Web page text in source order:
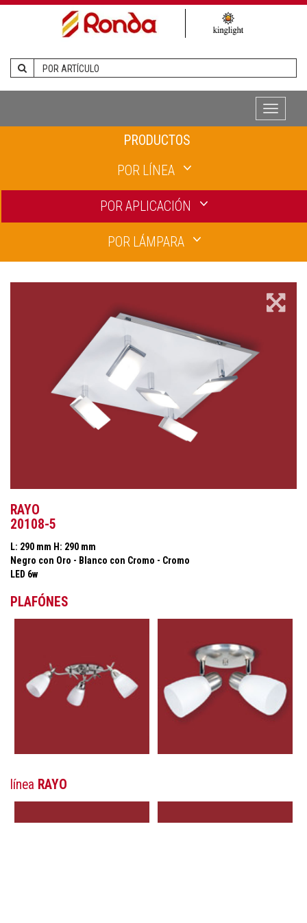
Toggle
PRODUCTOS
POR LÍNEA
POR APLICACIÓN
POR LÁMPARA
RAYO
20108-5
L: 290 mm H: 290 mm
Negro con Oro - Blanco con Cromo - Cromo
LED 6w
PLAFÓNES
línea RAYO